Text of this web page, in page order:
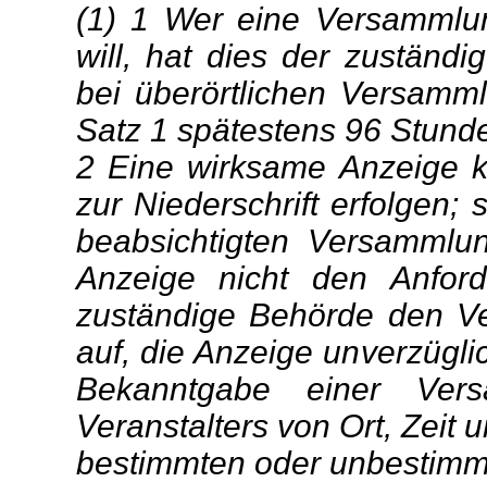
(1) 1 Wer eine
will, hat dies der
bei überörtlichen
Satz 1 spätestens 96
2 Eine wirksame Anzeige
zur Niederschrift erfolgen;
beabsichtigten
Anzeige nicht den
zuständige Behörde den
auf, die Anzeige
Bekanntgabe einer
Veranstalters von Ort, Zeit
bestimmten oder